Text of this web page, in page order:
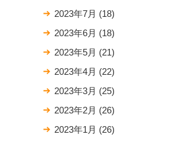
2023年7月 (18)
2023年6月 (18)
2023年5月 (21)
2023年4月 (22)
2023年3月 (25)
2023年2月 (26)
2023年1月 (26)